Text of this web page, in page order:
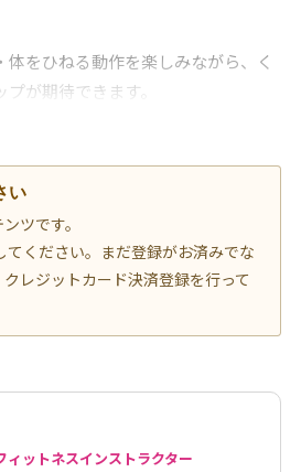
をひねる動作を楽しみながら、く
が期待できます。
い
ツです。
てください。まだ登録がお済みでな
レジットカード決済登録を行って
ィットネスインストラクター